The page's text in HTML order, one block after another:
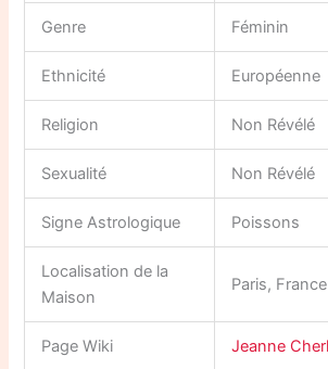
Genre Féminin
Ethnicité Européenne
Religion Non Révélé
Sexualité Non Révélé
Signe Astrologique Poissons
Localisation de la
Maison
Paris, France
Page Wiki Jeanne